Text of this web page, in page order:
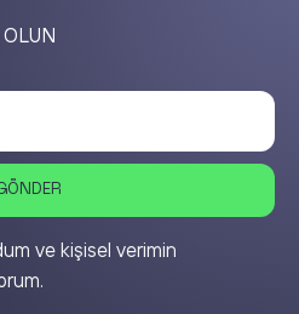
ve kişisel verimin